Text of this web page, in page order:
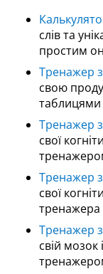
слів та
простим
Тренажер
свою
Тренажер
свої
Тренажер
свої
тренажера
Тренажер
свій